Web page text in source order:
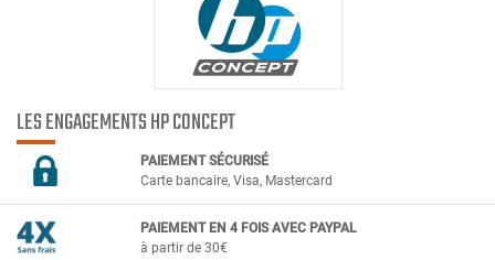
LES ENGAGEMENTS HP CONCEPT
PAIEMENT SÉCURISÉ
Carte bancaire, Visa, Mastercard
PAIEMENT EN 4 FOIS AVEC PAYPAL
à partir de 30€